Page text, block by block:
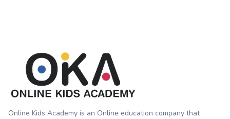
Online Kids Academy is an Online education company that